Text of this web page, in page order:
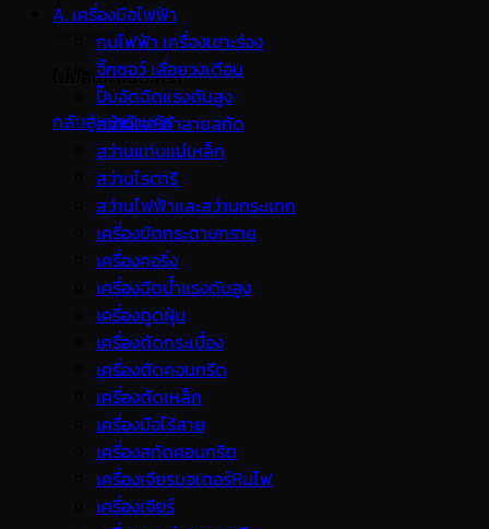
ไม่มีสินค้าในตะกร้า
กลับสู่หน้าร้านค้า
A. เครื่องมือไฟฟ้า
กบไฟฟ้า เครื่องเซาะร่อง
จิ๊กซอว์ เลื่อยวงเดือน
ปั๊มอัดฉีดแรงดันสูง
สว่านเจาะทำลายสกัด
สว่านแท่นแม่เหล็ก
สว่านโรตารี
สว่านไฟฟ้าและสว่านกระแทก
เครื่องขัดกระดาษทราย
เครื่องคอริ่ง
เครื่องฉีดน้ำแรงดันสูง
เครื่องดูดฝุ่น
เครื่องตัดกระเบื้อง
เครื่องตัดคอนกรีต
เครื่องตัดเหล็ก
เครื่องมือไร้สาย
เครื่องสกัดคอนกรีต
เครื่องเจียรมอเตอร์หินไฟ
เครื่องเจียร์